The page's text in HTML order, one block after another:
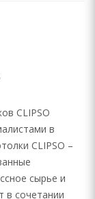
CLIPSO
в
CLIPSO –
сырье и
в сочетании